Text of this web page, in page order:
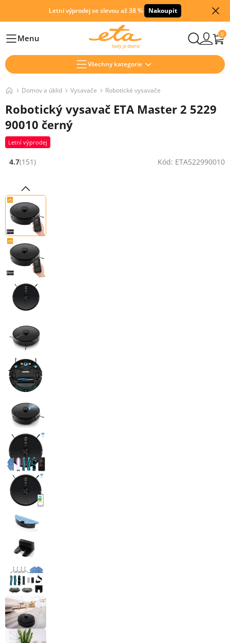
Letní výprodej se slevou až 38 % Nakoupit
HlavníMenu 0
Všechny kategorie
Domov a úklid Vysavače Robotické vysavače
Robotický vysavač ETA Master 2 5229
90010 černý
Letní výprodej
Hodnocení: 4.7 z 5 (151 recenzí)
4.7(151) Kód: ETA522990010